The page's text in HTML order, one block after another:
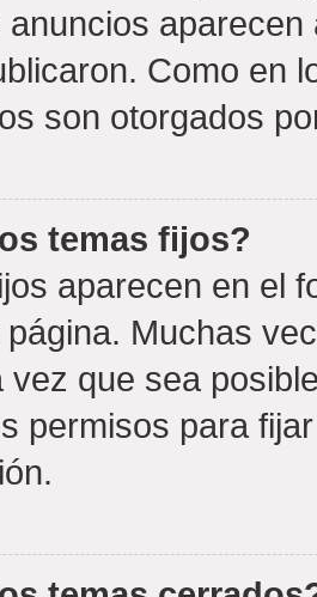
anuncios
Como en
son otorgados
temas fijos?
aparecen en el
Muchas
vez que sea
permisos para